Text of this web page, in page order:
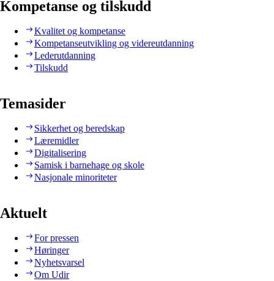
Kompetanse og tilskudd
Kvalitet og kompetanse
Kompetanseutvikling og videreutdanning
Lederutdanning
Tilskudd
Temasider
Sikkerhet og beredskap
Læremidler
Digitalisering
Samisk i barnehage og skole
Nasjonale minoriteter
Aktuelt
For pressen
Høringer
Nyhetsvarsel
Om Udir